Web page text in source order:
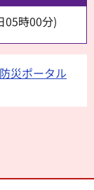
05時00分)
災ポータル